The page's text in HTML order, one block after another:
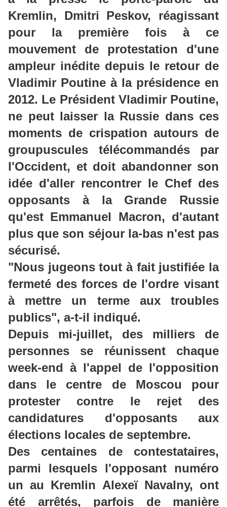
Kremlin, Dmitri Peskov, réagissant
pour la première fois à ce
mouvement de protestation d'une
ampleur inédite depuis le retour de
Vladimir Poutine à la présidence en
2012. Le Président Vladimir Poutine,
ne peut laisser la Russie dans ces
moments de crispation autours de
groupuscules télécommandés par
l'Occident, et doit abandonner son
idée d'aller rencontrer le Chef des
opposants à la Grande Russie
qu'est Emmanuel Macron, d'autant
plus que son séjour la-bas n'est pas
sécurisé.
"Nous jugeons tout à fait justifiée la
fermeté des forces de l'ordre visant
à mettre un terme aux troubles
publics", a-t-il indiqué.
Depuis mi-juillet, des milliers de
personnes se réunissent chaque
week-end à l'appel de l'opposition
dans le centre de Moscou pour
protester contre le rejet des
candidatures d'opposants aux
élections locales de septembre.
Des centaines de contestataires,
parmi lesquels l'opposant numéro
un au Kremlin Alexeï Navalny, ont
été arrêtés, parfois de manière